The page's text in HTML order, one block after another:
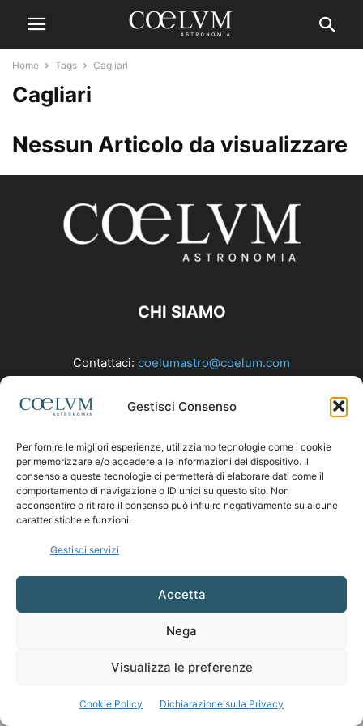
Gestisci Consenso
Per fornire le migliori esperienze, utilizziamo tecnologie come i cookie
per memorizzare e/o accedere alle informazioni del dispositivo. Il
consenso a queste tecnologie ci permetterà di elaborare dati come il
comportamento di navigazione o ID unici su questo sito. Non
acconsentire o ritirare il consenso può influire negativamente su alcune
caratteristiche e funzioni.
Gestisci servizi
Accetta
Nega
Visualizza le preferenze
Cookie Policy Dichiarazione sulla Privacy
Home Tags Cagliari
Cagliari
Nessun Articolo da visualizzare
CHI SIAMO
Contattaci: coelumastro@coelum.com
SEGUICI